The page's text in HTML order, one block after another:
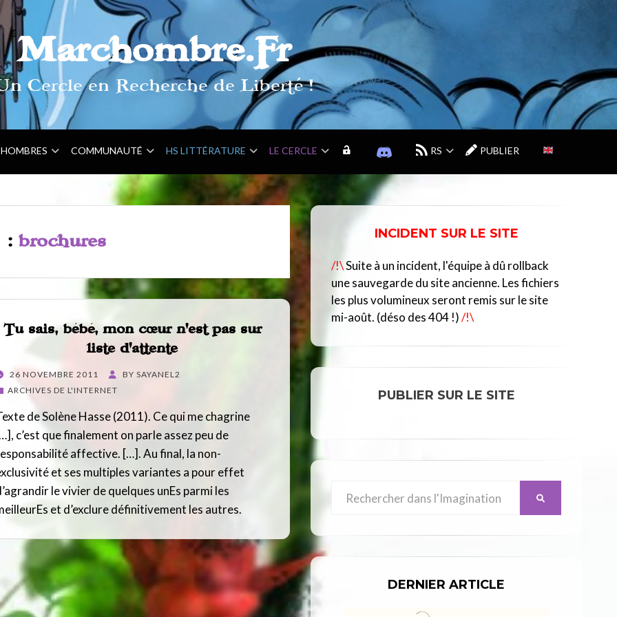
Marchombre.Fr
Cercle en Recherche de Liberté !
COMMUNAUTÉ HS LITTÉRATURE LE CERCLE
C
O
E
S
O
D
U
C
C
RS PUBLIER
: brochures
Tu sais, bébé, mon cœur n’est pas sur
liste d’attente
26 NOVEMBRE 2011 BY SAYANEL2
ARCHIVES DE L'INTERNET
de Solène Hasse (2011). Ce qui me chagrine
c’est que finalement on parle assez peu de
affective. […]. Au final, la non-
et ses multiples variantes a pour effet
le vivier de quelques unEs parmi les
et d’exclure définitivement les autres.
INCIDENT SUR LE SITE
/!\Suite à un incident, l'équipe à dû rollback
une sauvegarde du site ancienne. Les fichiers
les plus volumineux seront remis sur le site
mi-août. (déso des 404 !)/!\
PUBLIER SUR LE SITE
for:
DERNIER ARTICLE